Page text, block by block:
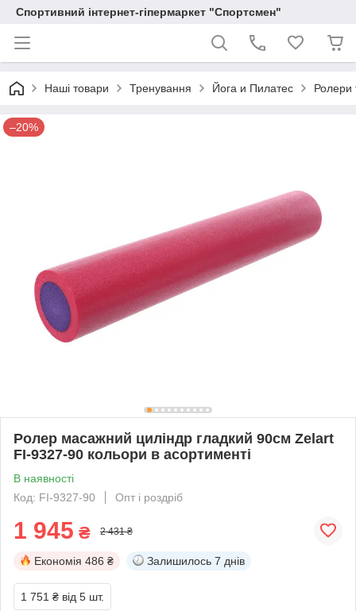
Спортивний інтернет-гіпермаркет "Спортсмен"
Наші товари Тренування Йога и Пилатес Ролери
–20%
Ролер масажний циліндр гладкий 90см Zelart
FI-9327-90 кольори в асортименті
В наявності
Код: FI-9327-90
Опт і роздріб
1 945 ₴ 2 431 ₴
Економія 486 ₴ Залишилось 7 днів
1 751 ₴ від 5 шт.